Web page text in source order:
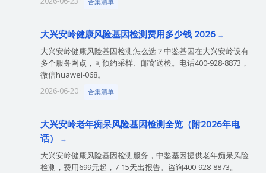
大兴安岭健康风险基因检测费用多少钱 2026
大兴安岭健康风险基因检测怎么选？中鉴基因在大兴安岭设有
多个服务网点，可预约采样、邮寄送检。电话400-928-8873，
微信huawei-068。
2026-06-20 · 合集清单
大兴安岭老年痴呆风险基因检测全览（附2026年电
话）
大兴安岭健康风险基因检测服务，中鉴基因提供老年痴呆风险
检测，费用699元起，7-15天出报告。咨询400-928-8873。